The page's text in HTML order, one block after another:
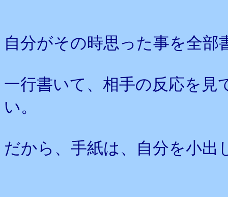
自分がその時思った事を全部
一行書いて、相手の反応を
い。
だから、手紙は、自分を小出